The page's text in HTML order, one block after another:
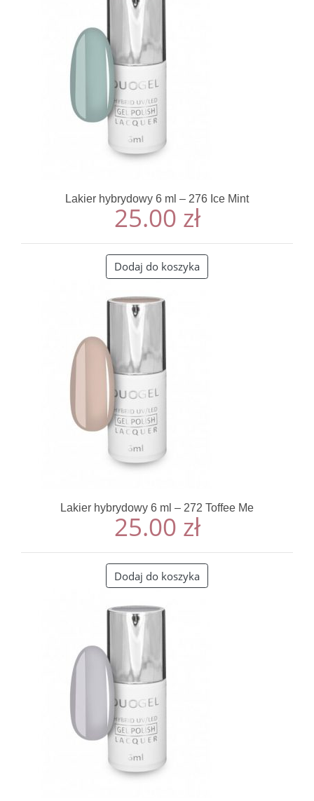
Lakier hybrydowy 6 ml – 276 Ice Mint
25.00 zł
Dodaj do koszyka
Lakier hybrydowy 6 ml – 272 Toffee Me
25.00 zł
Dodaj do koszyka